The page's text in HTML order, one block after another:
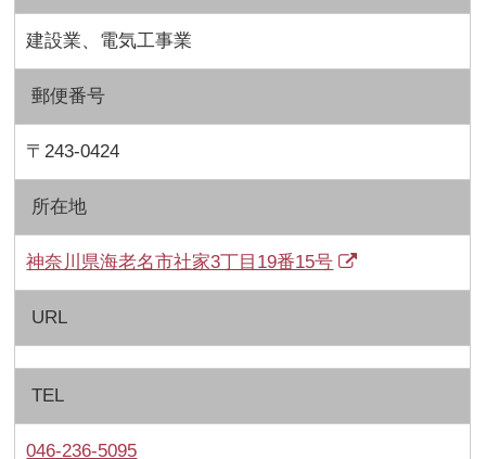
建設業、電気工事業
郵便番号
〒243-0424
所在地
神奈川県海老名市社家3丁目19番15号
URL
TEL
046-236-5095